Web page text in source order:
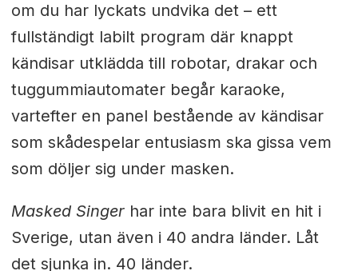
om du har lyckats undvika det – ett
fullständigt labilt program där knappt
kändisar utklädda till robotar, drakar och
tuggummiautomater begår karaoke,
vartefter en panel bestående av kändisar
som skådespelar entusiasm ska gissa vem
som döljer sig under masken.
Masked Singerhar inte bara blivit en hit i
Sverige, utan även i 40 andra länder. Låt
det sjunka in. 40 länder.